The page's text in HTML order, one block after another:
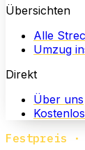
Übersichten
Alle
Umzug
Direkt
Über uns
Festpreis